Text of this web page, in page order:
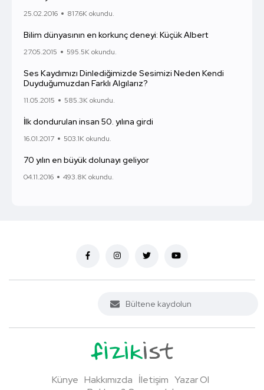
25.02.2016 817.6K okundu.
Bilim dünyasının en korkunç deneyi: Küçük Albert
27.05.2015 595.5K okundu.
Ses Kaydımızı Dinlediğimizde Sesimizi Neden Kendi
Duyduğumuzdan Farklı Algılarız?
11.05.2015 585.3K okundu.
İlk dondurulan insan 50. yılına girdi
16.01.2017 503.1K okundu.
70 yılın en büyük dolunayı geliyor
04.11.2016 493.8K okundu.
Künye Hakkımızda İletişim Yazar Ol